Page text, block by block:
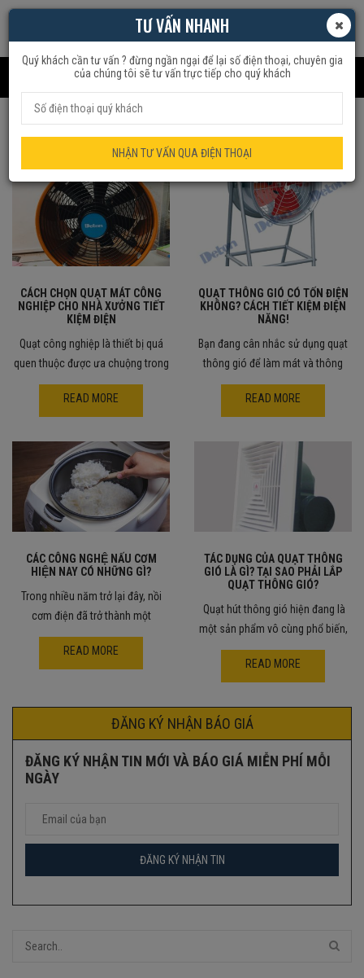
CÁCH CHỌN QUẠT MÁT CÔNG
NGHIỆP CHO NHÀ XƯỞNG TIẾT
KIỆM ĐIỆN
Quạt công nghiệp là thiết bị quá
quen thuộc được ưa chuộng trong
READ MORE
QUẠT THÔNG GIÓ CÓ TỐN ĐIỆN
KHÔNG? CÁCH TIẾT KIỆM ĐIỆN
NĂNG!
Bạn đang cân nhắc sử dụng quạt
thông gió để làm mát và thông
READ MORE
CÁC CÔNG NGHỆ NẤU CƠM
HIỆN NAY CÓ NHỮNG GÌ?
Trong nhiều năm trở lại đây, nồi
cơm điện đã trở thành một
READ MORE
TÁC DỤNG CỦA QUẠT THÔNG
GIÓ LÀ GÌ? TẠI SAO PHẢI LẮP
QUẠT THÔNG GIÓ?
Quạt hút thông gió hiện đang là
một sản phẩm vô cùng phổ biến,
READ MORE
ĐĂNG KÝ NHẬN BÁO GIÁ
ĐĂNG KÝ NHẬN TIN MỚI VÀ BÁO GIÁ MIỄN PHÍ MỖI
NGÀY
TƯ VẤN NHANH
Quý khách cần tư vấn ? đừng ngần ngại để lại số điện thoại, chuyên gia
của chúng tôi sẽ tư vấn trực tiếp cho quý khách
NHẬN TƯ VẤN QUA ĐIỆN THOẠI